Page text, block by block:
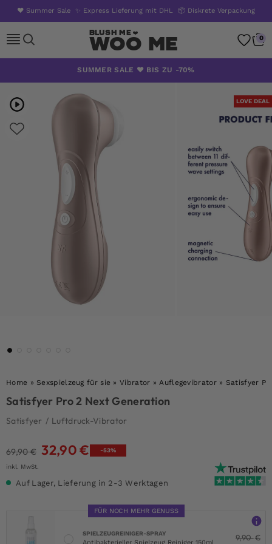
❤️ Summer Sale ✨ Express Lieferung mit DHL 📦 Diskrete Verpackung
Woo Me 0
SUMMER SALE ❤️ BIS ZU -70%
LOVE DEAL
Home »Sexspielzeug für sie »Vibrator » Auflegevibrator» Satisfyer
Satisfyer Pro 2 Next Generation
Satisfyer / Luftdruck-Vibrator
69,90€ Ursprünglicher
69,90 €
32,90€ Aktueller
32,90 €.
-53%
inkl. MwSt.
Auf Lager, Lieferung in 2-3 Werktagen
FÜR NOCH MEHR GENUSS
SPIELZEUGREINIGER-SPRAY 9,90€